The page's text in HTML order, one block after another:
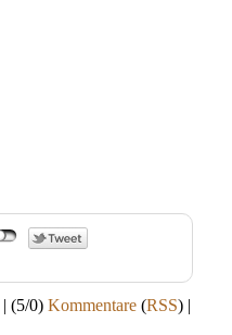
| (5/0) Kommentare (RSS) |